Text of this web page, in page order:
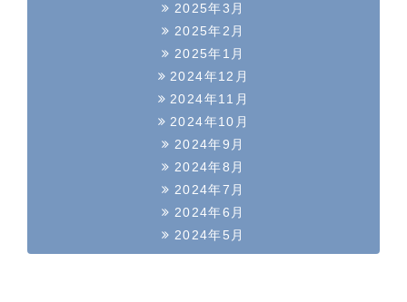
2025年3月
2025年2月
2025年1月
2024年12月
2024年11月
2024年10月
2024年9月
2024年8月
2024年7月
2024年6月
2024年5月